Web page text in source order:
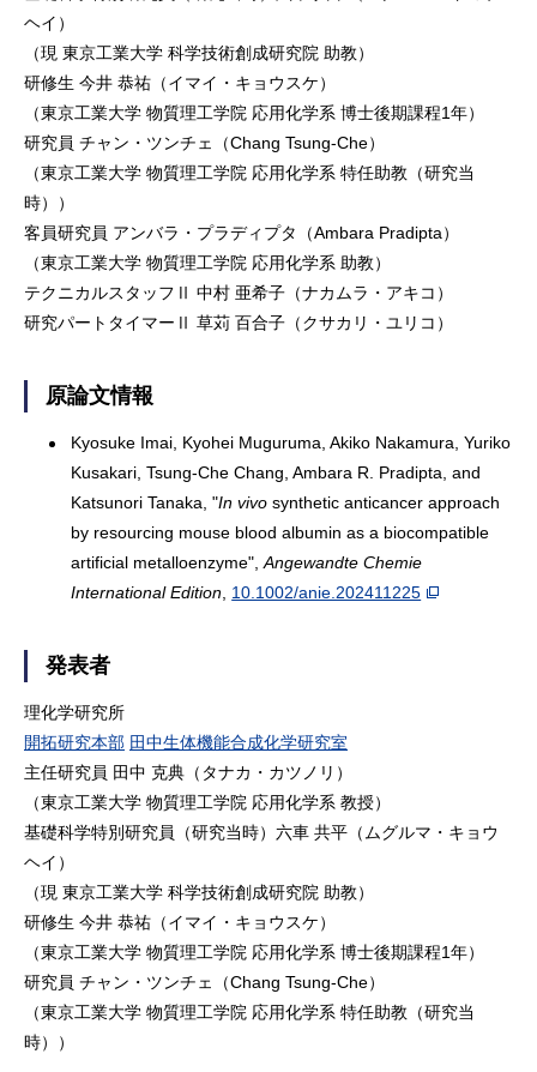
ヘイ）
（現 東京工業大学 科学技術創成研究院 助教）
研修生 今井 恭祐（イマイ・キョウスケ）
（東京工業大学 物質理工学院 応用化学系 博士後期課程1年）
研究員 チャン・ツンチェ（Chang Tsung-Che）
（東京工業大学 物質理工学院 応用化学系 特任助教（研究当
時））
客員研究員 アンバラ・プラディプタ（Ambara Pradipta）
（東京工業大学 物質理工学院 応用化学系 助教）
テクニカルスタッフⅡ 中村 亜希子（ナカムラ・アキコ）
研究パートタイマーⅡ 草苅 百合子（クサカリ・ユリコ）
原論文情報
Kyosuke Imai, Kyohei Muguruma, Akiko Nakamura, Yuriko
Kusakari, Tsung-Che Chang, Ambara R. Pradipta, and
Katsunori Tanaka, "In vivo synthetic anticancer approach
by resourcing mouse blood albumin as a biocompatible
artificial metalloenzyme",Angewandte Chemie
International Edition 10.1002/anie.202411225
発表者
理化学研究所
開拓研究本部 田中生体機能合成化学研究室
主任研究員 田中 克典（タナカ・カツノリ）
（東京工業大学 物質理工学院 応用化学系 教授）
基礎科学特別研究員（研究当時）六車 共平（ムグルマ・キョウ
ヘイ）
（現 東京工業大学 科学技術創成研究院 助教）
研修生 今井 恭祐（イマイ・キョウスケ）
（東京工業大学 物質理工学院 応用化学系 博士後期課程1年）
研究員 チャン・ツンチェ（Chang Tsung-Che）
（東京工業大学 物質理工学院 応用化学系 特任助教（研究当
時））